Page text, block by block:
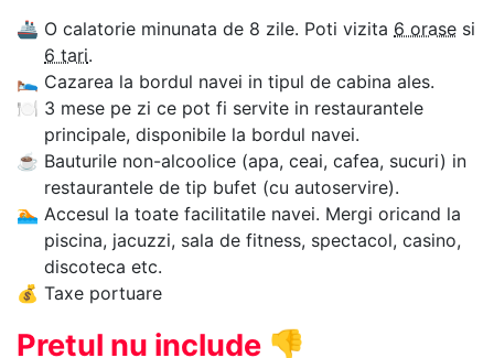
🚢 O calatorie minunata de 8 zile. Poti vizita 6 orase si
6 tari.
🛌 Cazarea la bordul navei in tipul de cabina ales.
🍽 3 mese pe zi ce pot fi servite in restaurantele
principale, disponibile la bordul navei.
☕ Bauturile non-alcoolice (apa, ceai, cafea, sucuri) in
restaurantele de tip bufet (cu autoservire).
🏊‍ Accesul la toate facilitatile navei. Mergi oricand la
piscina, jacuzzi, sala de fitness, spectacol, casino,
discoteca etc.
💰 Taxe portuare
Pretul nu include 👎